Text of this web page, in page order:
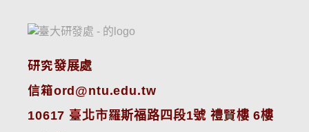
研究發展處
信箱ord@ntu.edu.tw
10617 臺北市羅斯福路四段1號 禮賢樓 6樓